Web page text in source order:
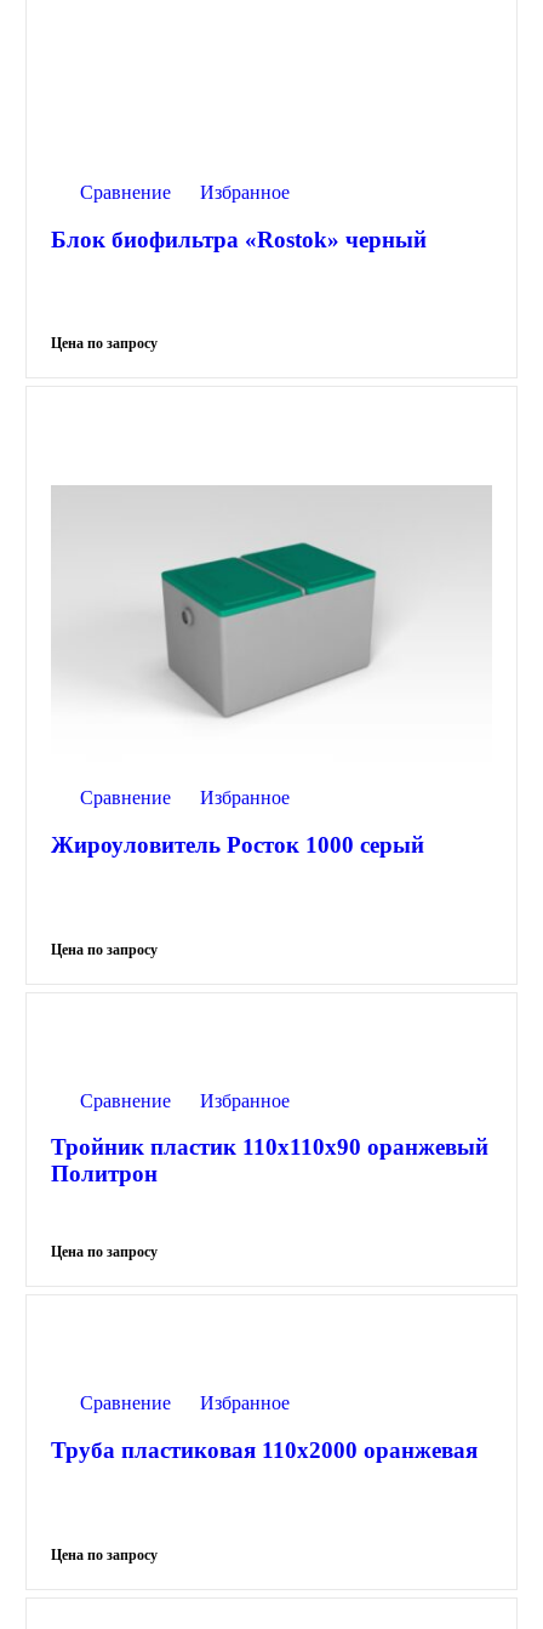
Сравнение Избранное
Блок биофильтра «Rostok» черный
Сравнение Избранное
Жироуловитель Росток 1000 серый
Сравнение Избранное
Тройник пластик 110х110х90 оранжевый
Политрон
Сравнение Избранное
Труба пластиковая 110х2000 оранжевая